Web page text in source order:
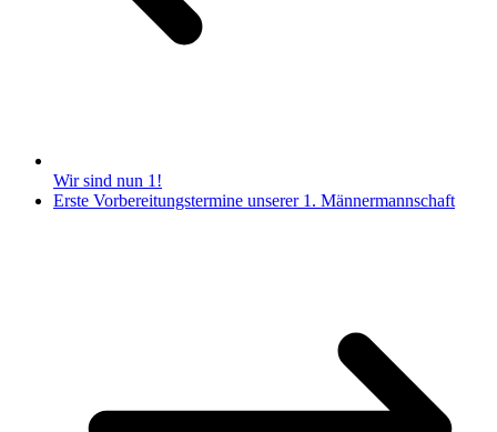
Wir sind nun 1!
Erste Vorbereitungstermine unserer 1. Männermannschaft